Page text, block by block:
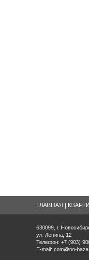
ГЛАВНАЯ
630099, г.
ул. Ленина, 12
Телефон: +7 (903)
E-mail: com@nn-